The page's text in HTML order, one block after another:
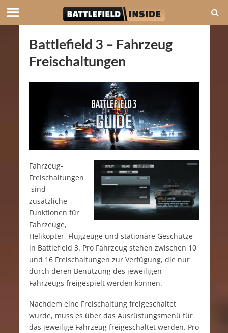
Battlefield 3 – Fahrzeug
Freischaltungen
Fahrzeug-
Freischaltungen
sind
zusätzliche
Funktionen für
Fahrzeuge,
Helikopter, Flugzeuge und stationäre Geschütze
in Battlefield 3. Pro Fahrzeug stehen zwischen 10
und 16 Freischaltungen zur Verfügung, die nur
durch deren Benutzung des jeweiligen
Fahrzeugs freigespielt werden können.
Nachdem eine Freischaltung freigeschaltet
wurde, muss es über das Ausrüstungsmenü für
das jeweilige Fahrzeug freigeschaltet werden. Pro